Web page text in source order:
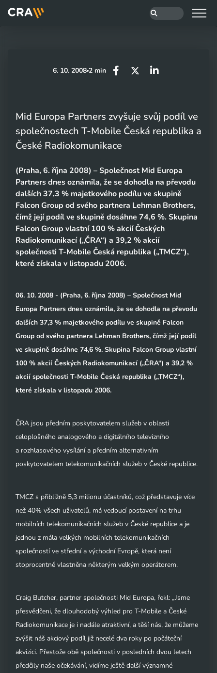
6. 10. 2008 2 min
Mid Europa Partners zvyšuje svůj podíl ve
společnostech T-Mobile Česká republika a
České Radiokomunikace
(Praha, 6. října 2008) – Společnost Mid Europa
Partners dnes oznámila, že se dohodla na převodu
dalších 37,3 % majetkového podílu ve skupině
Falcon Group od svého partnera Lehman Brothers,
čímž její podíl ve skupině dosáhne 74,6 %. Skupina
Falcon Group vlastní 100 % akcií Českých
Radiokomunikací („ČRA“) a 39,2 % akcií
společnosti T-Mobile Česká republika („TMCZ“),
které získala v listopadu 2006.
06. 10. 2008 - (Praha, 6. října 2008) – Společnost Mid
Europa Partners dnes oznámila, že se dohodla na převodu
dalších 37,3 % majetkového podílu ve skupině Falcon
Group od svého partnera Lehman Brothers, čímž její podíl
ve skupině dosáhne 74,6 %. Skupina Falcon Group vlastní
100 % akcií Českých Radiokomunikací („ČRA“) a 39,2 %
akcií společnosti T-Mobile Česká republika („TMCZ“),
které získala v listopadu 2006.
ČRA jsou předním poskytovatelem služeb v oblasti
celoplošného analogového a digitálního televizního
a rozhlasového vysílání a předním alternativním
poskytovatelem telekomunikačních služeb v České republice.
TMCZ s přibližně 5,3 milionu účastníků, což představuje více
než 40% všech uživatelů, má vedoucí postavení na trhu
mobilních telekomunikačních služeb v České republice a je
jednou z mála velkých mobilních telekomunikačních
společností ve střední a východní Evropě, která není
stoprocentně vlastněna některým velkým operátorem.
Craig Butcher, partner společnosti Mid Europa, řekl: „Jsme
přesvědčeni, že dlouhodobý výhled pro T-Mobile a České
Radiokomunikace je i nadále atraktivní, a těší nás, že můžeme
zvýšit náš akciový podíl již necelé dva roky po počáteční
akvizici. Přestože obě společnosti v posledních dvou letech
předčily naše očekávání, vidíme ještě další významné